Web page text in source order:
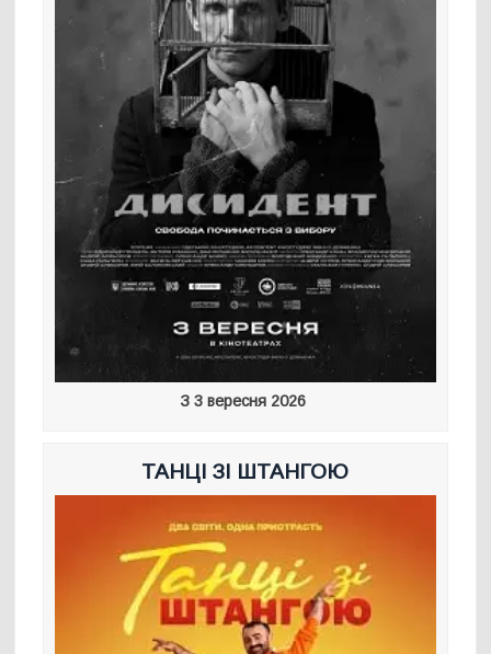
З 3 вересня 2026
ТАНЦІ ЗІ ШТАНГОЮ